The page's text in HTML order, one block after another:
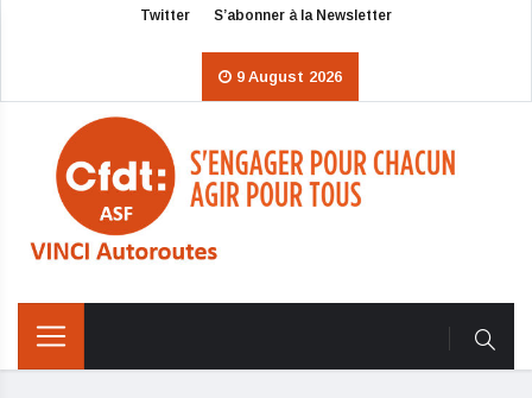
Twitter S’abonner à la Newsletter
9 August 2026